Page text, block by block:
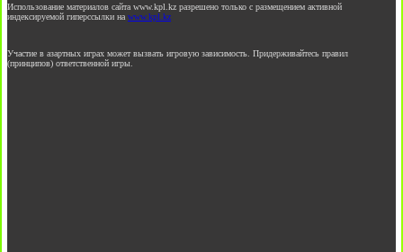
Использование материалов сайта www.kpl.kz разрешено только с размещением активной
индексируемой гиперссылки на www.kpl.kz
Участие в азартных играх может вызвать игровую зависимость. Придерживайтесь правил
(принципов) ответственной игры.